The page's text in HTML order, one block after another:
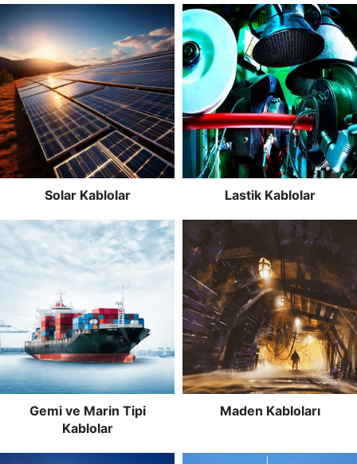
Solar Kablolar Lastik Kablolar
Gemi ve Marin Tipi
Kablolar
Maden Kabloları